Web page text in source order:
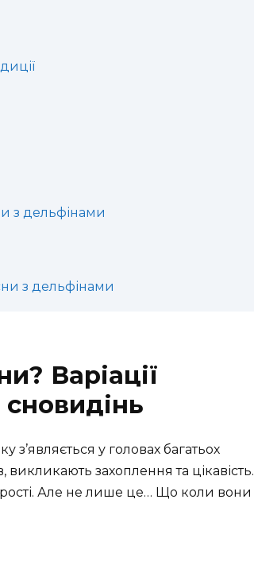
з дельфінами
з дельфінами
Варіації
у головах багатьох
захоплення та цікавість.
Але не лише це… Що коли вони